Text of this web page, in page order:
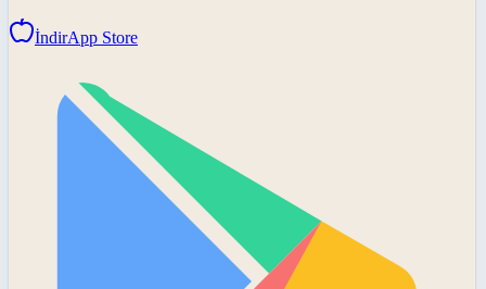
İndirApp Store